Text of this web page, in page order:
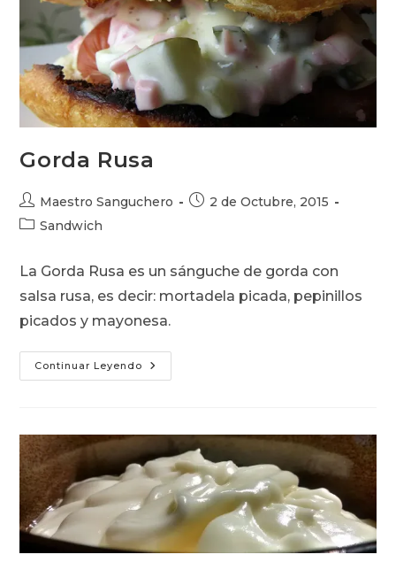
Gorda Rusa
Autor
de
Maestro Sanguchero
Publicación
2 de Octubre, 2015
Categoría
entrada:
Sandwich
La Gorda Rusa es un sánguche de gorda con
salsa rusa, es decir: mortadela picada, pepinillos
picados y mayonesa.
Continuar Leyendo Gorda
Rusa